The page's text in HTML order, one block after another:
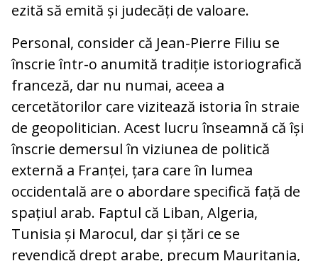
ezită să emită și judecăți de valoare.
Personal, consider că Jean-Pierre Filiu se
înscrie într-o anumită tradiție istoriografică
franceză, dar nu numai, aceea a
cercetătorilor care vizitează istoria în straie
de geopolitician. Acest lucru înseamnă că își
înscrie demersul în viziunea de politică
externă a Franței, țara care în lumea
occidentală are o abordare specifică față de
spațiul arab. Faptul că Liban, Algeria,
Tunisia și Marocul, dar și țări ce se
revendică drept arabe, precum Mauritania,